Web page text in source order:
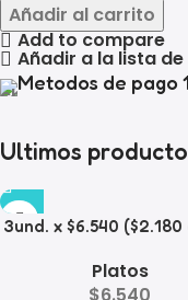
Añadir al carrito
Add to compare
Añadir a la lista de
Metodos de pago
Ultimos
3und. x $6.540
Mascotas con
Platos